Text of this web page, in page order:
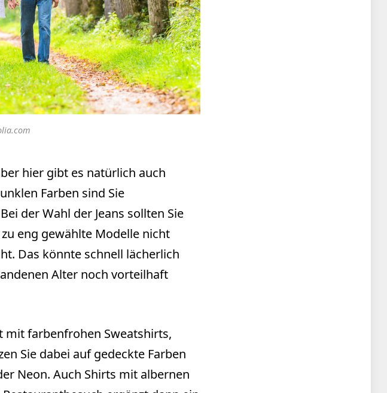
hier gibt es natürlich auch
Farben sind Sie
der Wahl der Jeans sollten Sie
eng gewählte Modelle nicht
Das könnte schnell lächerlich
Alter noch vorteilhaft
mit farbenfrohen Sweatshirts,
Sie dabei auf gedeckte Farben
Neon. Auch Shirts mit albernen